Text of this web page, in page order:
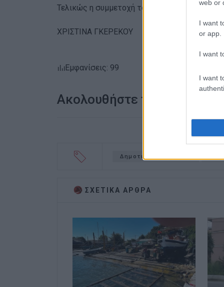
web or
I want
or app.
I want
I want
Τελικώς η συμμετοχή του Δήμου δεν
ΧΡΙΣΤΙΝΑ ΓΚΕΡΕΚΟΥ
Εμφανίσεις: 99
Ακολουθήστε το enimerosi
Δημοτικό συμβούλιο
ΣΧΕΤΙΚA AΡΘΡΑ